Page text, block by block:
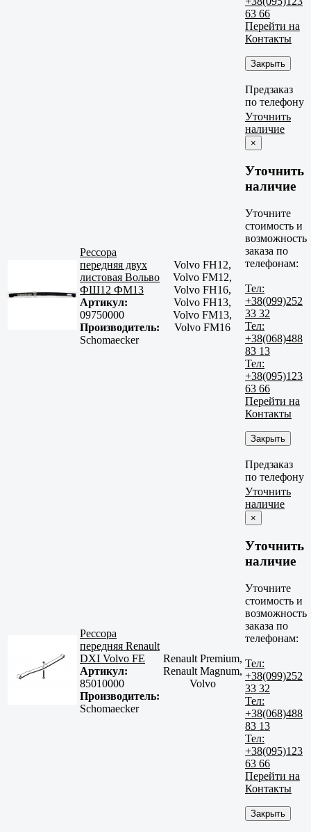
63 66
Перейти на
Контакты
Закрыть
Предзаказ
по телефону
Рессора
передняя двух
листовая Вольво
ФШ12 ФМ13
Артикул:
09750000
Производитель:
Schomaecker
Volvo FH12,
Volvo FM12,
Volvo FH16,
Volvo FH13,
Volvo FM13,
Volvo FM16
Уточнить
наличие
×
Уточнить
наличие
Уточните
стоимость и
возможность
заказа по
телефонам:
Тел:
+38(099)252
33 32
Тел:
+38(068)488
83 13
Тел:
+38(095)123
63 66
Перейти на
Контакты
Закрыть
Предзаказ
по телефону
Рессора
передняя Renault
DXI Volvo FE
Артикул:
85010000
Производитель:
Schomaecker
Renault Premium,
Renault Magnum,
Volvo
Уточнить
наличие
×
Уточнить
наличие
Уточните
стоимость и
возможность
заказа по
телефонам:
Тел:
+38(099)252
33 32
Тел:
+38(068)488
83 13
Тел:
+38(095)123
63 66
Перейти на
Контакты
Закрыть